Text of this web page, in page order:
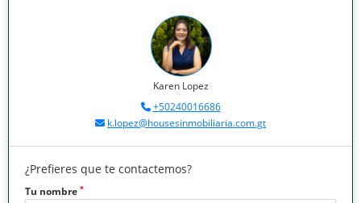
Karen Lopez
+50240016686
k.lopez@housesinmobiliaria.com.gt
¿Prefieres que te contactemos?
Tu nombre *